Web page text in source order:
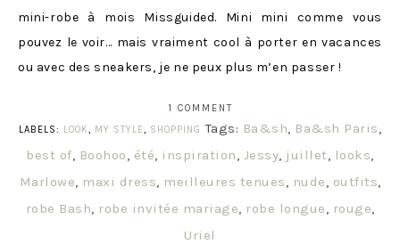
mini-robe à mois Missguided. Mini mini comme vous
pouvez le voir… mais vraiment cool à porter en vacances
ou avec des sneakers, je ne peux plus m’en passer !
1 COMMENT
LABELS: LOOK MY STYLE SHOPPING Tags: Ba&sh Ba&sh Paris
best of
Boohoo été inspiration Jessy juillet looks
Marlowe
maxi dress meilleures tenues nude outfits
robe Bash
robe invitée mariage robe longue rouge
Uriel